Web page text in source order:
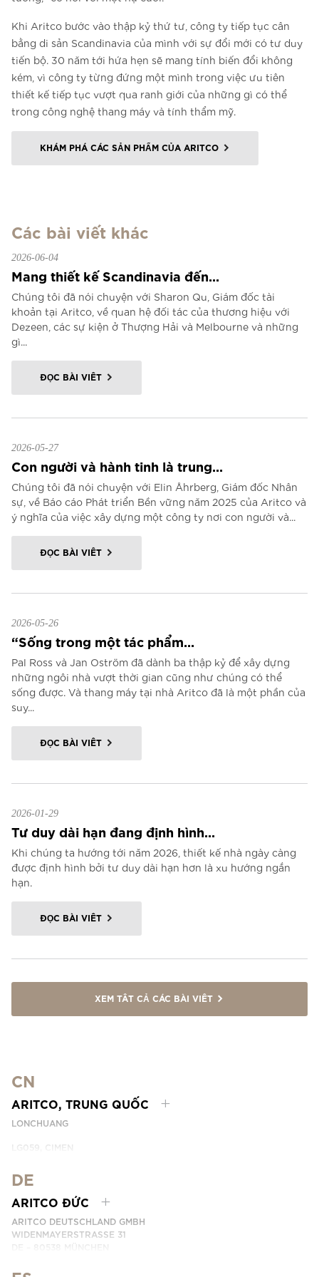
Khi Aritco bước vào thập kỷ thứ tư, công ty tiếp tục cân
bằng di sản Scandinavia của mình với sự đổi mới có tư duy
tiến bộ. 30 năm tới hứa hẹn sẽ mang tính biến đổi không
kém, vì công ty từng đứng một mình trong việc ưu tiên
thiết kế tiếp tục vượt qua ranh giới của những gì có thể
trong công nghệ thang máy và tính thẩm mỹ.
KHÁM PHÁ CÁC SẢN PHẨM CỦA ARITCO
Các bài viết khác
2026-06-04
Mang thiết kế Scandinavia đến...
Chúng tôi đã nói chuyện với Sharon Qu, Giám đốc tài
khoản tại Aritco, về quan hệ đối tác của thương hiệu với
Dezeen, các sự kiện ở Thượng Hải và Melbourne và những
gì...
ĐỌC BÀI VIẾT
2026-05-27
Con người và hành tinh là trung...
Chúng tôi đã nói chuyện với Elin Åhrberg, Giám đốc Nhân
sự, về Báo cáo Phát triển Bền vững năm 2025 của Aritco và
ý nghĩa của việc xây dựng một công ty nơi con người và...
ĐỌC BÀI VIẾT
2026-05-26
“Sống trong một tác phẩm...
Pal Ross và Jan Oström đã dành ba thập kỷ để xây dựng
những ngôi nhà vượt thời gian cũng như chúng có thể
sống được. Và thang máy tại nhà Aritco đã là một phần của
suy...
ĐỌC BÀI VIẾT
2026-01-29
Tư duy dài hạn đang định hình...
Khi chúng ta hướng tới năm 2026, thiết kế nhà ngày càng
được định hình bởi tư duy dài hạn hơn là xu hướng ngắn
hạn.
ĐỌC BÀI VIẾT
XEM TẤT CẢ CÁC BÀI VIẾT
CN
ARITCO, TRUNG QUỐC
LONCHUANG
LG059, CIMEN
SHANGHAI, CHINA
EMAIL:INFO.CHINA@ARITCO.COM
ĐIỆN THOẠI: +86 400 6233 121
LIÊN HỆ
DE
ARITCO ĐỨC
ARITCO DEUTSCHLAND GMBH
WIDENMAYERSTRASSE 31
DE – 80538 MÜNCHEN